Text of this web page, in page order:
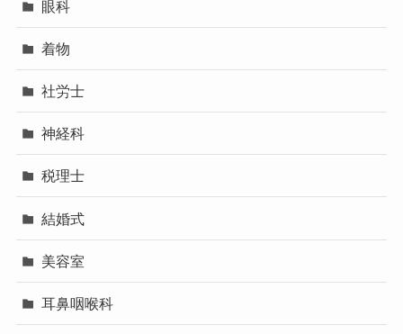
眼科
着物
社労士
神経科
税理士
結婚式
美容室
耳鼻咽喉科